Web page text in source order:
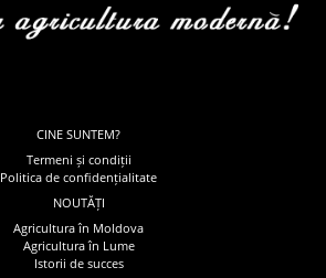
CINE SUNTEM?
Termeni și condiții
Politica de confidențialitate
NOUTĂȚI
Agricultura în Moldova
Agricultura în Lume
Istorii de succes